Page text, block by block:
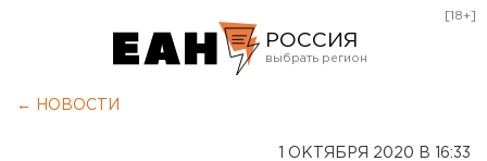
РОССИЯ
[18+]
← НОВОСТИ
1 ОКТЯБРЯ 2020 В 16:33